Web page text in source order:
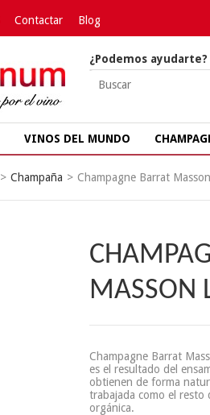
Contactar Blog
¿Podemos ayudarte?
VINOS DEL MUNDO
> Champaña > Champagne Barrat
MASSON
Champagne Barrat
es el resultado del
obtienen de forma
trabajada como el
orgánica.